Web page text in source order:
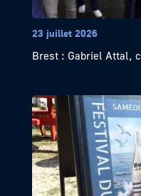
23 juillet 2026
Brest : Gabriel Attal,